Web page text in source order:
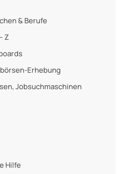
& Berufe
Z
Erhebung
Jobsuchmaschinen
Hilfe